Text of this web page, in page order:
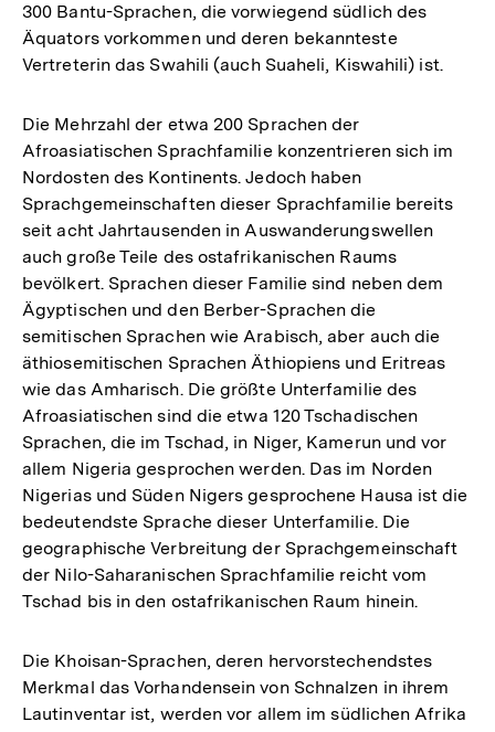
300 Bantu-Sprachen, die vorwiegend südlich des
Äquators vorkommen und deren bekannteste
Vertreterin das Swahili (auch Suaheli, Kiswahili) ist.
Die Mehrzahl der etwa 200 Sprachen der
Afroasiatischen Sprachfamilie konzentrieren sich im
Nordosten des Kontinents. Jedoch haben
Sprachgemeinschaften dieser Sprachfamilie bereits
seit acht Jahrtausenden in Auswanderungswellen
auch große Teile des ostafrikanischen Raums
bevölkert. Sprachen dieser Familie sind neben dem
Ägyptischen und den Berber-Sprachen die
semitischen Sprachen wie Arabisch, aber auch die
äthiosemitischen Sprachen Äthiopiens und Eritreas
wie das Amharisch. Die größte Unterfamilie des
Afroasiatischen sind die etwa 120 Tschadischen
Sprachen, die im Tschad, in Niger, Kamerun und vor
allem Nigeria gesprochen werden. Das im Norden
Nigerias und Süden Nigers gesprochene Hausa ist die
bedeutendste Sprache dieser Unterfamilie. Die
geographische Verbreitung der Sprachgemeinschaft
der Nilo-Saharanischen Sprachfamilie reicht vom
Tschad bis in den ostafrikanischen Raum hinein.
Die Khoisan-Sprachen, deren hervorstechendstes
Merkmal das Vorhandensein von Schnalzen in ihrem
Lautinventar ist, werden vor allem im südlichen Afrika